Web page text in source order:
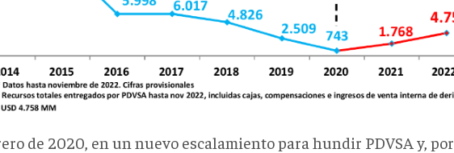
de 2020, en un nuevo escalamiento para hundir PDVSA y, por